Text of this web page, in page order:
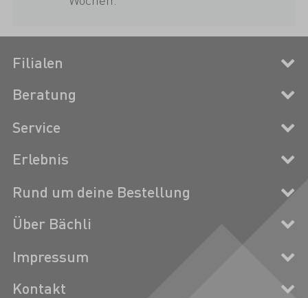
Filialen
Beratung
Service
Erlebnis
Rund um deine Bestellung
Über Bächli
Impressum
Kontakt